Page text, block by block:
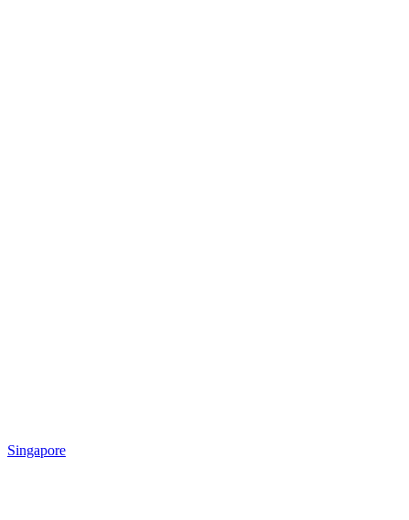
Singapore